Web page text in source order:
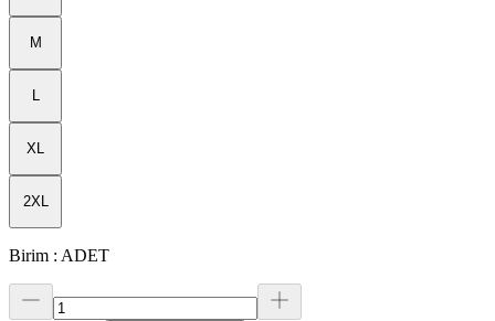
M
L
XL
2XL
Birim : ADET